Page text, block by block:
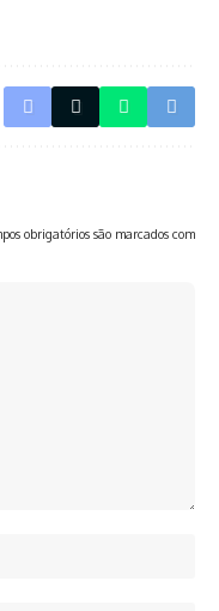
obrigatórios são marcados com